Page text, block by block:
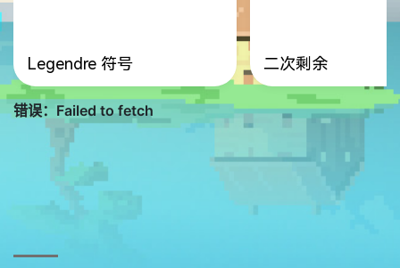
Legendre 符号 二次剩余